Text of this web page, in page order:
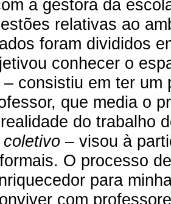
a gestora da
relativas ao
foram divididos
conhecer o
– consistiu em ter um
que media o
do trabalho
– visou à
O processo
para
com